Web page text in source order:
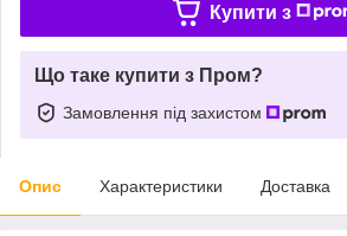
Купити з
Що таке купити з Пром?
Замовлення під захистом
Опис Характеристики Доставка